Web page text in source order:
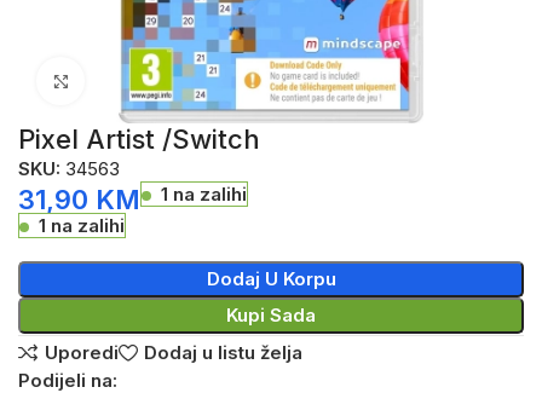
Click to enlarge
Pixel Artist /Switch
SKU: 34563
31,90 KM
1 na zalihi
1 na zalihi
Dodaj U Korpu
Kupi Sada
Uporedi
Dodaj u listu želja
Podijeli na: